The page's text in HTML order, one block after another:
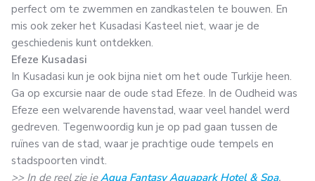
perfect om te zwemmen en zandkastelen te bouwen. En
mis ook zeker het Kusadasi Kasteel niet, waar je de
geschiedenis kunt ontdekken.
Efeze Kusadasi
In Kusadasi kun je ook bijna niet om het oude Turkije heen.
Ga op excursie naar de oude stad Efeze. In de Oudheid was
Efeze een welvarende havenstad, waar veel handel werd
gedreven. Tegenwoordig kun je op pad gaan tussen de
ruïnes van de stad, waar je prachtige oude tempels en
stadspoorten vindt.
>> In de reel zie jeAqua Fantasy Aquapark Hotel & Spa.